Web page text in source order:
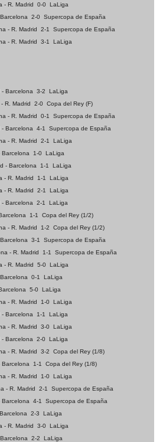
- R. Madrid 0-0 LaLiga
2-0 Supercopa de España
- R. Madrid 2-1
Supercopa de España
- R. Madrid 3-1 LaLiga
- Barcelona 3-2
LaLiga
R. Madrid 2-0 Copa del Rey (F)
- R. Madrid 0-1
Supercopa de España
- Barcelona 4-1
Supercopa de España
- R. Madrid 2-1
LaLiga
Barcelona 1-0 LaLiga
- Barcelona 1-1
LaLiga
- R. Madrid 1-1
LaLiga
- R. Madrid 2-1
LaLiga
- Barcelona 2-1
LaLiga
1-1
Copa del Rey (1/2)
- R. Madrid 1-2
Copa del Rey (1/2)
3-1
Supercopa de España
- R. Madrid 1-1
Supercopa de España
- R. Madrid 5-0 LaLiga
0-1
LaLiga
5-0 LaLiga
- R. Madrid 1-0 LaLiga
- Barcelona 1-1
LaLiga
- R. Madrid 3-0 LaLiga
- Barcelona 2-0 LaLiga
- R. Madrid 3-2
Copa del Rey (1/8)
Barcelona 1-1
Copa del Rey (1/8)
- R. Madrid 1-0 LaLiga
- R. Madrid 2-1
Supercopa de España
Barcelona 4-1
Supercopa de España
2-3
LaLiga
- R. Madrid 3-0 LaLiga
2-2
LaLiga